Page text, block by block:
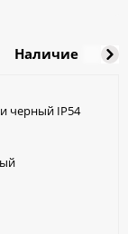
Наличие
черный IP54